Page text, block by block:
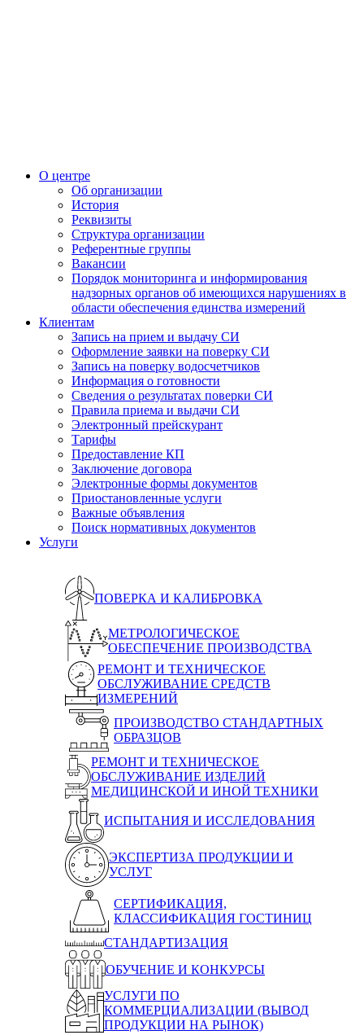
О центре
Об организации
История
Реквизиты
Структура организации
Референтные группы
Вакансии
Порядок мониторинга и информирования
надзорных органов об имеющихся нарушениях в
области обеспечения единства измерений
Клиентам
Запись на прием и выдачу СИ
Оформление заявки на поверку СИ
Запись на поверку водосчетчиков
Информация о готовности
Сведения о результатах поверки СИ
Правила приема и выдачи СИ
Электронный прейскурант
Тарифы
Предоставление КП
Заключение договора
Электронные формы документов
Приостановленные услуги
Важные объявления
Поиск нормативных документов
Услуги
ПОВЕРКА И КАЛИБРОВКА
МЕТРОЛОГИЧЕСКОЕ
ОБЕСПЕЧЕНИЕ ПРОИЗВОДСТВА
РЕМОНТ И ТЕХНИЧЕСКОЕ
ОБСЛУЖИВАНИЕ СРЕДСТВ
ИЗМЕРЕНИЙ
ПРОИЗВОДСТВО СТАНДАРТНЫХ
ОБРАЗЦОВ
РЕМОНТ И ТЕХНИЧЕСКОЕ
ОБСЛУЖИВАНИЕ ИЗДЕЛИЙ
МЕДИЦИНСКОЙ И ИНОЙ ТЕХНИКИ
ИСПЫТАНИЯ И ИССЛЕДОВАНИЯ
ЭКСПЕРТИЗА ПРОДУКЦИИ И
УСЛУГ
СЕРТИФИКАЦИЯ,
КЛАССИФИКАЦИЯ ГОСТИНИЦ
СТАНДАРТИЗАЦИЯ
ОБУЧЕНИЕ И КОНКУРСЫ
УСЛУГИ ПО
КОММЕРЦИАЛИЗАЦИИ (ВЫВОД
ПРОДУКЦИИ НА РЫНОК)